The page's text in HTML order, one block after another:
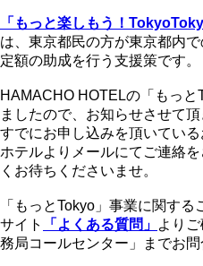
「もっと楽しもう！
は、東京都民の方が東京都内
定額の助成を行う支援策です。
HAMACHO HOTELの「もっ
ましたので、お知らせさせて頂
すでにお申し込みを頂いてい
ホテルよりメールにてご連絡
くお待ちくださいませ。
「もっとTokyo」事業に関す
サイト
「よくある質問」 より
務局コールセンター」までお問